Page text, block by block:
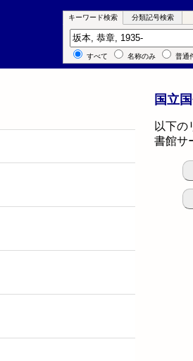
キーワード検索 分類記号検索
キーワード検索
すべて 名称のみ 普通
国立
以下の
書館サ